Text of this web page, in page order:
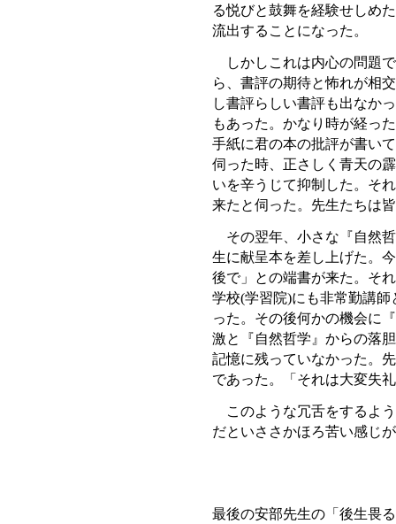
る悦びと鼓舞を経験せしめ
流出することになった。
しかしこれは内心の問題
ら、書評の期待と怖れが相
し書評らしい書評も出なか
もあった。かなり時が経っ
手紙に君の本の批評が書い
伺った時、正さしく青天の
いを辛うじて抑制した。そ
来たと伺った。先生たちは
その翌年、小さな『自然
生に献呈本を差し上げた。
後で」との端書が来た。そ
学校(学習院)にも非常勤講
った。その後何かの機会に
激と『自然哲学』からの落
記憶に残っていなかった。
であった。「それは大変失
このような冗舌をするよ
だといささかほろ苦い感じ
最後の安部先生の「後生畏